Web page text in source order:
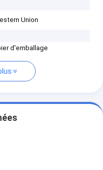
Union
d'emballage